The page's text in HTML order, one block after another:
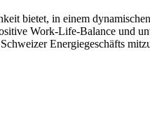
bietet, in einem
Work-Life-Balance und
Energiegeschäfts